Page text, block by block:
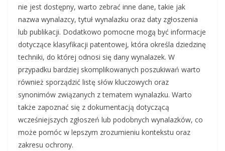
nie jest dostępny, warto zebrać inne dane, takie jak
nazwa wynalazcy, tytuł wynalazku oraz daty zgłoszenia
lub publikacji. Dodatkowo pomocne mogą być informacje
dotyczące klasyfikacji patentowej, która określa dziedzinę
techniki, do której odnosi się dany wynalazek. W
przypadku bardziej skomplikowanych poszukiwań warto
również sporządzić listę słów kluczowych oraz
synonimów związanych z tematem wynalazku. Warto
także zapoznać się z dokumentacją dotyczącą
wcześniejszych zgłoszeń lub podobnych wynalazków, co
może pomóc w lepszym zrozumieniu kontekstu oraz
zakresu ochrony.